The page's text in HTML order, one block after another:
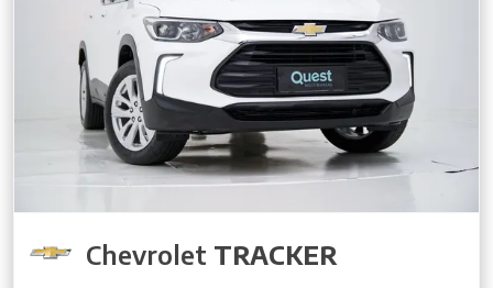
Chevrolet TRACKER